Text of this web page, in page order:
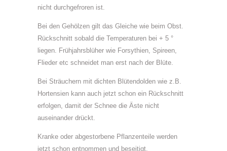
nicht durchgefroren ist.
Bei den Gehölzen gilt das Gleiche wie beim Obst.
Rückschnitt sobald die Temperaturen bei + 5 °
liegen. Frühjahrsblüher wie Forsythien, Spireen,
Flieder etc schneidet man erst nach der Blüte.
Bei Sträuchern mit dichten Blütendolden wie z.B.
Hortensien kann auch jetzt schon ein Rückschnitt
erfolgen, damit der Schnee die Äste nicht
auseinander drückt.
Kranke oder abgestorbene Pflanzenteile werden
jetzt schon entnommen und beseitigt.